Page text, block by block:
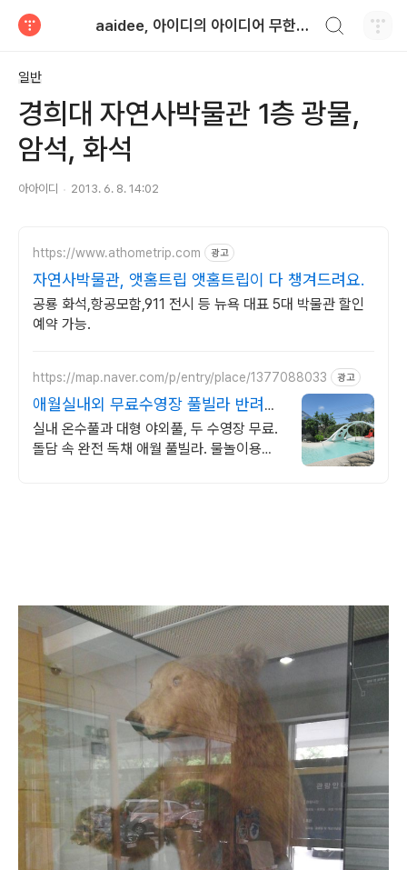
aaidee, 아이디의 아이디어 무한도전
일반
경희대 자연사박물관 1층 광물,
암석, 화석
아아이디 2013. 6. 8. 14:02
https://www.athometrip.com 광고
자연사박물관, 앳홈트립 앳홈트립이 다 챙겨드려요.
공룡 화석,항공모함,911 전시 등 뉴욕 대표 5대 박물관 할인
예약 가능.
https://map.naver.com/p/entry/place/1377088033 광고
애월실내외 무료수영장 풀빌라 반려견
동반 이국적 감성숙소
실내 온수풀과 대형 야외풀, 두 수영장 무료.
돌담 속 완전 독채 애월 풀빌라. 물놀이용품